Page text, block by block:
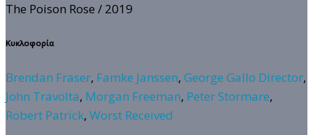
The Poison Rose / 2019
Κυκλοφορία
Brendan Fraser, Famke Janssen, George Gallo Director,
John Travolta, Morgan Freeman, Peter Stormare,
Robert Patrick, Worst Received